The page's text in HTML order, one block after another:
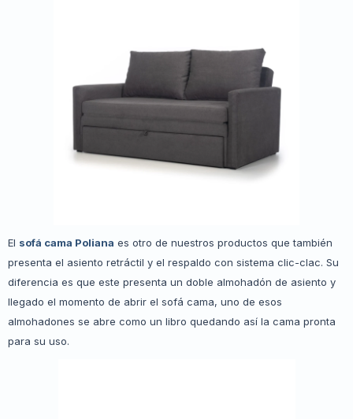
El sofá cama Poliana es otro de nuestros productos que también
presenta el asiento retráctil y el respaldo con sistema clic-clac. Su
diferencia es que este presenta un doble almohadón de asiento y
llegado el momento de abrir el sofá cama, uno de esos
almohadones se abre como un libro quedando así la cama pronta
para su uso.